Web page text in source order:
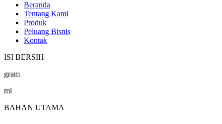
Beranda
Tentang Kami
Produk
Peluang Bisnis
Kontak
ISI BERSIH
gram
ml
BAHAN UTAMA